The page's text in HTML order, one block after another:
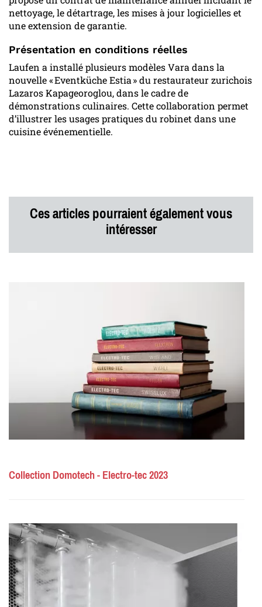
nettoyage, le détartrage, les mises à jour logicielles et
une extension de garantie.
Présentation en conditions réelles
Laufen a installé plusieurs modèles Vara dans la
nouvelle « Eventküche Estia » du restaurateur zurichois
Lazaros Kapageoroglou, dans le cadre de
démonstrations culinaires. Cette collaboration permet
d’illustrer les usages pratiques du robinet dans une
cuisine événementielle.
Ces articles pourraient également vous
intéresser
Collection Domotech - Electro-tec 2023